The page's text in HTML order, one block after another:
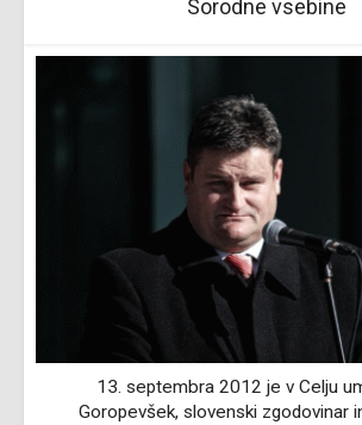
Sorodne vsebine
13. septembra 2012 je v Celju
Goropevšek, slovenski zgodovinar